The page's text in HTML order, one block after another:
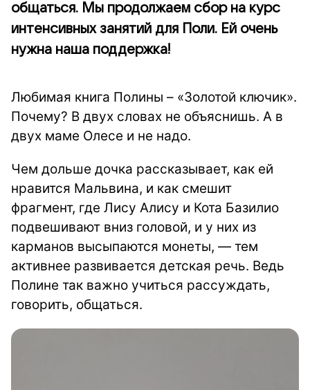
общаться. Мы продолжаем сбор на курс
интенсивных занятий для Поли. Ей очень
нужна наша поддержка!
Любимая книга Полины – «Золотой ключик».
Почему? В двух словах не объяснишь. А в
двух маме Олесе и не надо.
Чем дольше дочка рассказывает, как ей
нравится Мальвина, и как смешит
фрагмент, где Лису Алису и Кота Базилио
подвешивают вниз головой, и у них из
карманов высыпаются монеты, — тем
активнее развивается детская речь. Ведь
Полине так важно учиться рассуждать,
говорить, общаться.